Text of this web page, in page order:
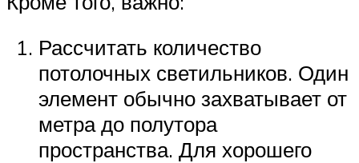
Рассчитать количество
потолочных светильников. Один
элемент обычно захватывает от
метра до полутора
пространства. Для хорошего